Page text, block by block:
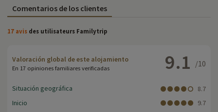
Comentarios de los clientes
17 avis des utilisateurs Familytrip
Valoración global de este alojamiento
En 17 opiniones familiares verificadas 9.1 /10
Situación geográfica
8.7
Inicio
9.7